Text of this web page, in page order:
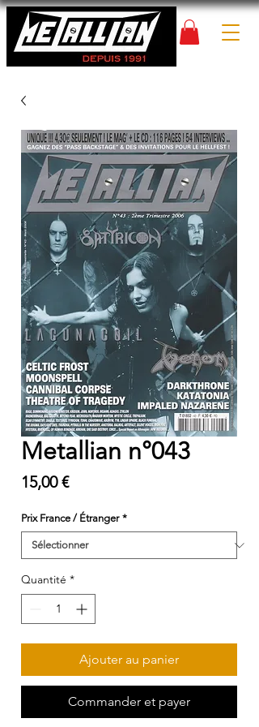
Metallian n°043
15,00 €Prix
Prix France / Étranger *
Quantité *
Ajouter au panier
Commander et payer